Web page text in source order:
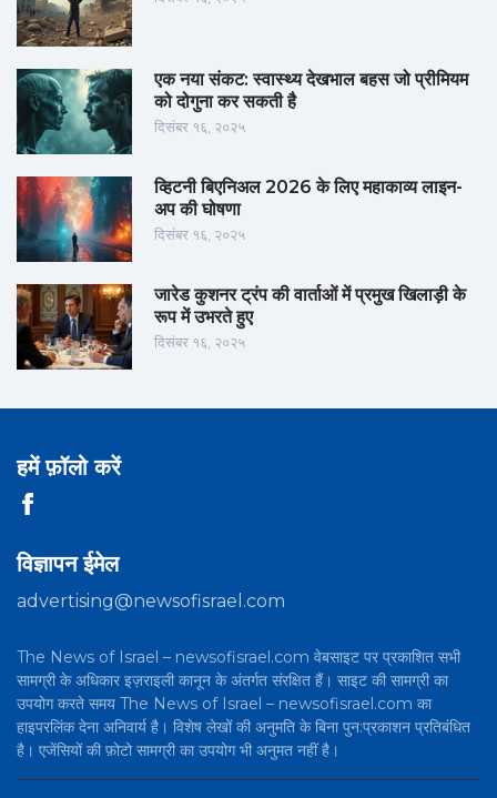
एक नया संकट: स्वास्थ्य देखभाल बहस जो प्रीमियम
को दोगुना कर सकती है
दिसंबर १६, २०२५
व्हिटनी बिएनिअल 2026 के लिए महाकाव्य लाइन-
अप की घोषणा
दिसंबर १६, २०२५
जारेड कुशनर ट्रंप की वार्ताओं में प्रमुख खिलाड़ी के
रूप में उभरते हुए
दिसंबर १६, २०२५
हमें फ़ॉलो करें
विज्ञापन ईमेल
advertising@newsofisrael.com
The News of Israel – newsofisrael.com वेबसाइट पर प्रकाशित सभी
सामग्री के अधिकार इज़राइली कानून के अंतर्गत संरक्षित हैं। साइट की सामग्री का
उपयोग करते समय The News of Israel – newsofisrael.com का
हाइपरलिंक देना अनिवार्य है। विशेष लेखों की अनुमति के बिना पुन:प्रकाशन प्रतिबंधित
है। एजेंसियों की फ़ोटो सामग्री का उपयोग भी अनुमत नहीं है।